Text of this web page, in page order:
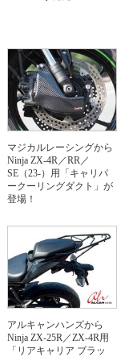
マジカルレーシングから
Ninja ZX-4R／RR／
SE（23-）用「キャリパ
ークーリングダクト」が
登場！
アルキャンハンズから
Ninja ZX-25R／ZX-4R用
「リアキャリア ブラッ